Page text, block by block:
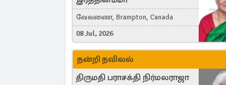
வேலணை, Brampton, Canada
08 Jul, 2026
நன்றி நவிலல்
திருமதி பராசக்தி நிர்மலராஜா